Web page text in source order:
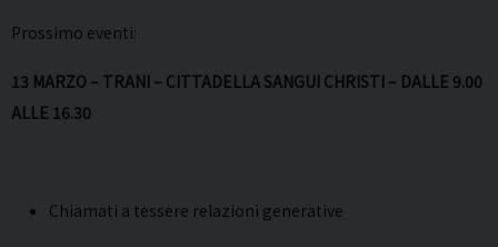
Prossimo eventi:
13 MARZO – TRANI – CITTADELLA SANGUI CHRISTI – DALLE 9.00
ALLE 16.30
Chiamati a tessere relazioni generative